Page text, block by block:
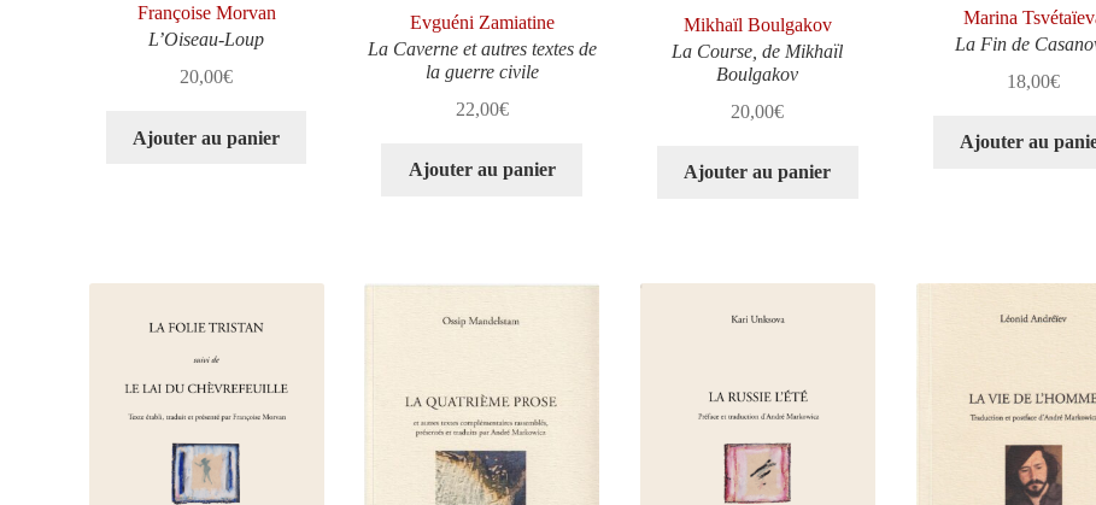
Françoise Morvan
L’Oiseau-Loup
20,00€
Ajouter au panier
Evguéni Zamiatine
La Caverne et autres textes de
la guerre civile
22,00€
Ajouter au panier
Mikhaïl Boulgakov
La Course, de Mikhaïl
Boulgakov
20,00€
Ajouter au panier
Marina
La Fin de
18,00€
Ajouter au